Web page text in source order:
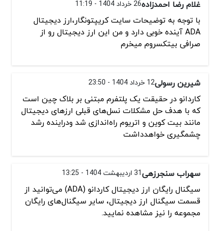
غلام رضا احمدزاده26 خرداد 1404 - 11:19
با توجه به توضیحات سایت کریپتونگار،ارز دیجیتال
ADA آینده خوبی دارد و من این ارز دیجیتال رو از
صرافی بیتکسروم میخرم
شیرین رسولی12 خرداد 1404 - 23:50
کاردانو در حقیقت یک پلتفرم مبتنی بر بلاک چین است
که با هدف حل مشکلات نسل‌های قبلی ارزهای دیجیتال
مانند بیت کوین و اتریوم راه‌اندازی شد ودراینده رشد
چشمگیری خواهدداشت
سهراب سنجرزهی31 اردیبهشت 1404 - 13:25
سیگنال رایگان ارز دیجیتال کاردانو (ADA) می‌توانید از
قسمت سیگنال ارز دیجیتال، سایر سیگنال‌های رایگان
مجموعه را نیز مشاهده نمایید.